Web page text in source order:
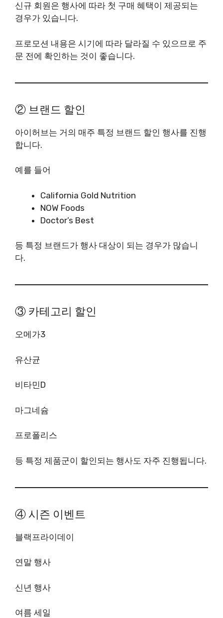
신규 회원은 행사에 따라 첫 구매 혜택이 제공되는
경우가 있습니다.
프로모션 내용은 시기에 따라 달라질 수 있으므로 주
문 전에 확인하는 것이 좋습니다.
② 브랜드 할인
아이허브는 거의 매주 특정 브랜드 할인 행사를 진행
합니다.
예를 들어
California Gold Nutrition
NOW Foods
Doctor’s Best
등 특정 브랜드가 행사 대상이 되는 경우가 많습니
다.
③ 카테고리 할인
오메가3
유산균
비타민D
마그네슘
프로폴리스
등 특정 제품군이 할인되는 행사도 자주 진행됩니다.
④ 시즌 이벤트
블랙프라이데이
연말 행사
신년 행사
여름 세일